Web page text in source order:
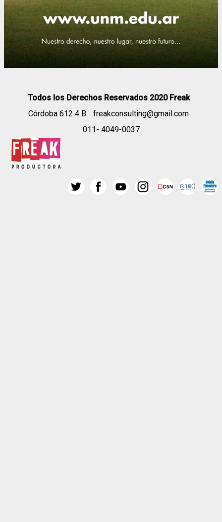
Todos los Derechos Reservados 2020 Freak
Córdoba 612 4 B
freakconsulting@gmail.com
011- 4049-0037